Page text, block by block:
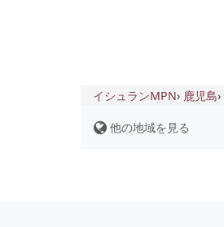
イシュランMPN 鹿児島
他の地域を見る